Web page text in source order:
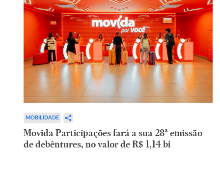
MOBILIDADE
Movida Participações fará a sua 28ª emissão
de debêntures, no valor de R$ 1,14 bi